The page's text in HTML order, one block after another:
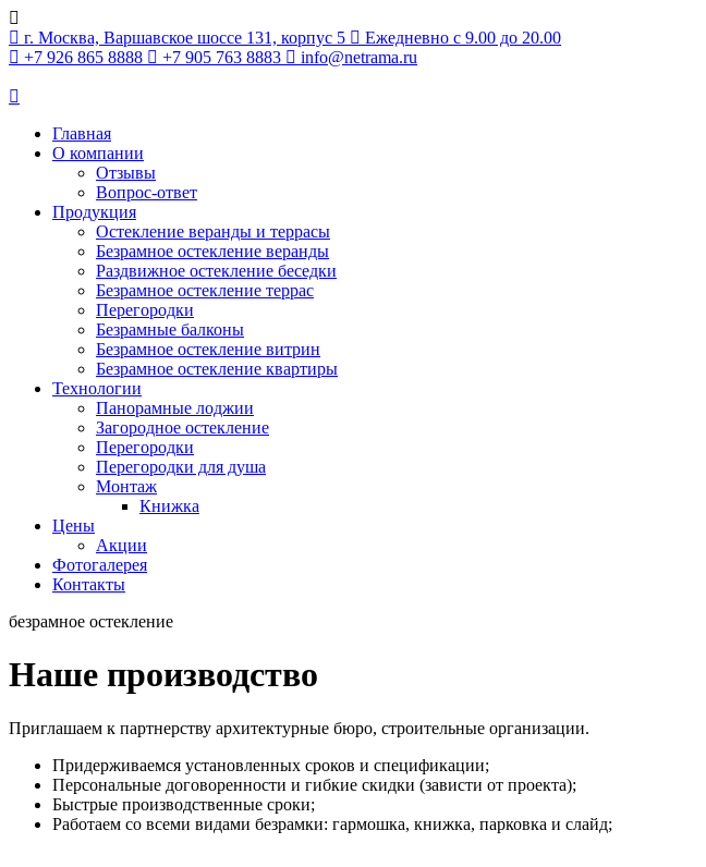
г. Москва, Варшавское шоссе 131, корпус 5
Ежедневно с 9.00 до 20.00
+7 926 865 8888
+7 905 763 8883 info@netrama.ru
Главная
О компании
Отзывы
Вопрос-ответ
Продукция
Остекление веранды и террасы
Безрамное остекление веранды
Раздвижное остекление беседки
Безрамное остекление террас
Перегородки
Безрамные балконы
Безрамное остекление витрин
Безрамное остекление квартиры
Технологии
Панорамные лоджии
Загородное остекление
Перегородки
Перегородки для душа
Монтаж
Книжка
Цены
Акции
Фотогалерея
Контакты
безрамное остекление
Наше производство
Приглашаем к партнерству архитектурные бюро, строительные организации.
Придерживаемся установленных сроков и спецификации;
Персональные договоренности и гибкие скидки (зависти от проекта);
Быстрые производственные сроки;
Работаем со всеми видами безрамки: гармошка, книжка, парковка и слайд;